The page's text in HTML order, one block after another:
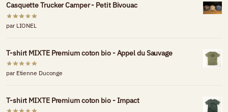
Casquette Trucker Camper - Petit Bivouac
par LIONEL
T-shirt MIXTE Premium coton bio - Appel du Sauvage
par Etienne Duconge
T-shirt MIXTE Premium coton bio - Impact